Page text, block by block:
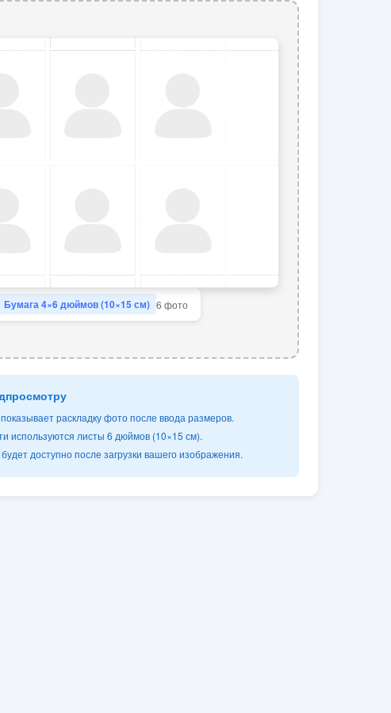
Бумага 4×6 дюймов (10×15 см) 6 фото
раскладку фото после ввода размеров.
используются листы 6 дюймов (10×15 см).
доступно после загрузки вашего изображения.